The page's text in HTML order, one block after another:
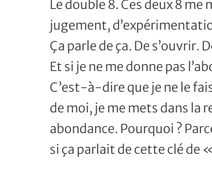
Le double 8. Ces deux 8
jugement,
Ça parle de ça. De
Et si je ne me donne pas
C’est-à-dire que je ne le
de moi, je me mets dans la
abondance. Pourquoi ?
si ça parlait de cette clé de